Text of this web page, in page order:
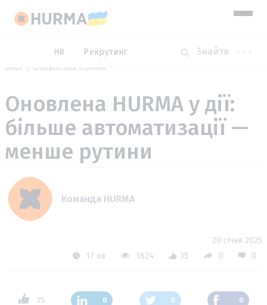
HR
Рекрутинг
Блог
Оновлення HURMA
Оновлена HURMA у дії:
більше автоматизації —
менше рутини
Команда HURMA
20 січня 2025
17 хв
1624 35 0 0
35 0 0 0